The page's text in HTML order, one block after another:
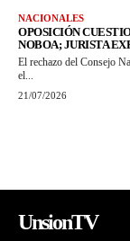
NACIONALES
OPOSICIÓN
NOBOA; JURISTA
El rechazo del Consejo
el...
21/07/2026
UnsionTV